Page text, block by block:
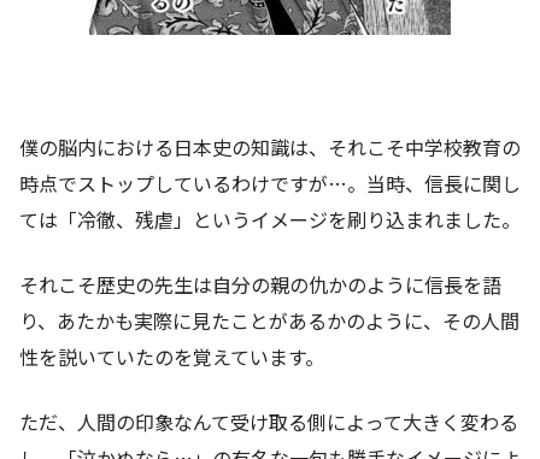
僕の脳内における日本史の知識は、それこそ中学校教育の
時点でストップしているわけですが…。当時、信長に関し
ては「冷徹、残虐」というイメージを刷り込まれました。
それこそ歴史の先生は自分の親の仇かのように信長を語
り、あたかも実際に見たことがあるかのように、その人間
性を説いていたのを覚えています。
ただ、人間の印象なんて受け取る側によって大きく変わる